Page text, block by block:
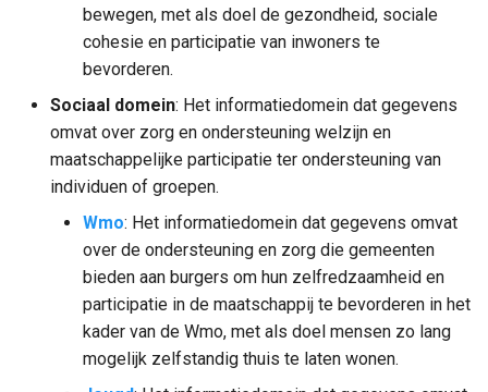
bewegen, met als doel de gezondheid, sociale
cohesie en participatie van inwoners te
bevorderen.
Sociaal domein: Het informatiedomein dat gegevens
omvat over zorg en ondersteuning welzijn en
maatschappelijke participatie ter ondersteuning van
individuen of groepen.
Wmo: Het informatiedomein dat gegevens omvat
over de ondersteuning en zorg die gemeenten
bieden aan burgers om hun zelfredzaamheid en
participatie in de maatschappij te bevorderen in het
kader van de Wmo, met als doel mensen zo lang
mogelijk zelfstandig thuis te laten wonen.